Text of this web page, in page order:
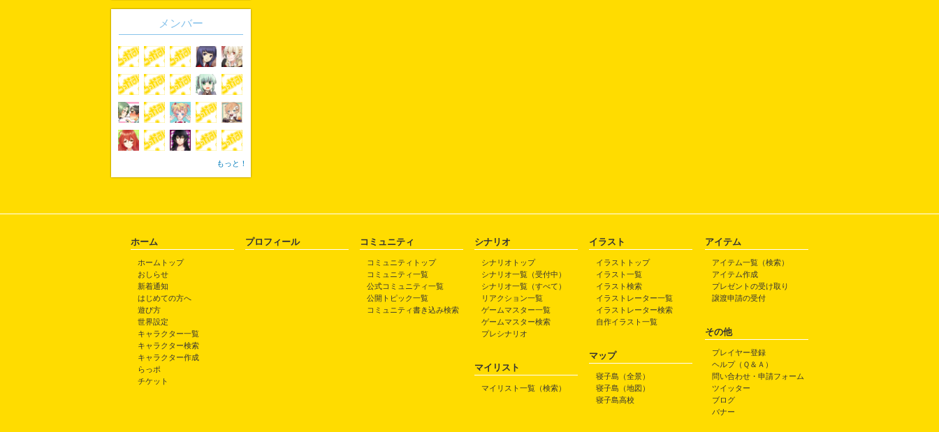
メンバー
もっと！
ホーム
ホームトップ
おしらせ
新着通知
はじめての方へ
遊び方
世界設定
キャラクター一覧
キャラクター検索
キャラクター作成
らっポ
チケット
プロフィール コミュニティ
コミュニティトップ
コミュニティ一覧
公式コミュニティ一覧
公開トピック一覧
コミュニティ書き込み検索
シナリオ
シナリオトップ
シナリオ一覧（受付中）
シナリオ一覧（すべて）
リアクション一覧
ゲームマスター一覧
ゲームマスター検索
プレシナリオ
マイリスト
マイリスト一覧（検索）
イラスト
イラストトップ
イラスト一覧
イラスト検索
イラストレーター一覧
イラストレーター検索
自作イラスト一覧
マップ
寝子島（全景）
寝子島（地図）
寝子島高校
アイテム
アイテム一覧（検索）
アイテム作成
プレゼントの受け取り
譲渡申請の受付
その他
プレイヤー登録
ヘルプ（Ｑ＆Ａ）
問い合わせ・申請フォーム
ツイッター
ブログ
バナー